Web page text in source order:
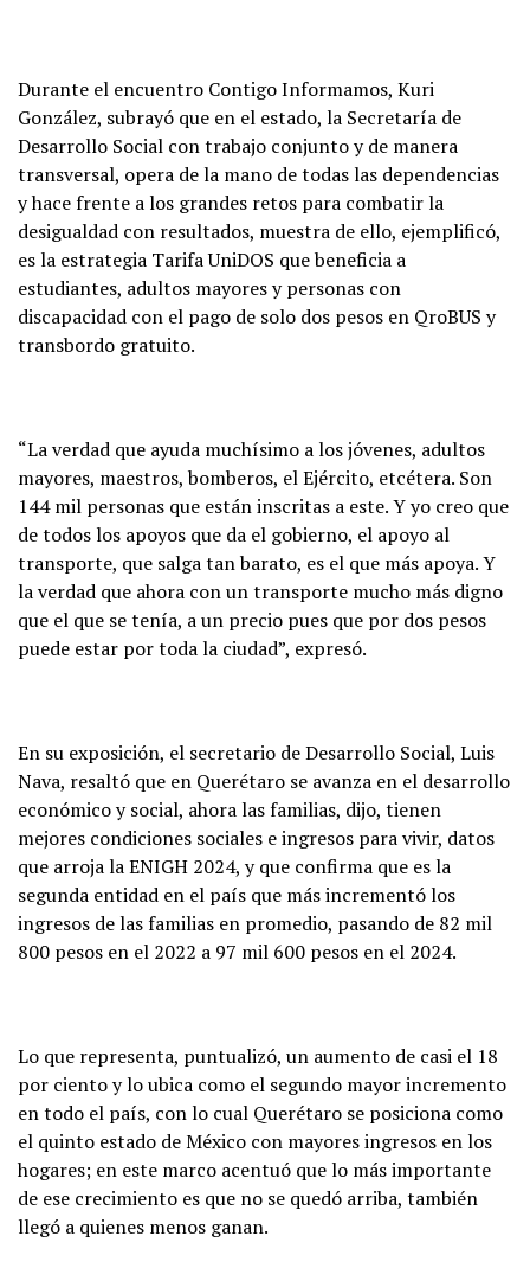
Durante el encuentro Contigo Informamos, Kuri
González, subrayó que en el estado, la Secretaría de
Desarrollo Social con trabajo conjunto y de manera
transversal, opera de la mano de todas las dependencias
y hace frente a los grandes retos para combatir la
desigualdad con resultados, muestra de ello, ejemplificó,
es la estrategia Tarifa UniDOS que beneficia a
estudiantes, adultos mayores y personas con
discapacidad con el pago de solo dos pesos en QroBUS y
transbordo gratuito.
“La verdad que ayuda muchísimo a los jóvenes, adultos
mayores, maestros, bomberos, el Ejército, etcétera. Son
144 mil personas que están inscritas a este. Y yo creo que
de todos los apoyos que da el gobierno, el apoyo al
transporte, que salga tan barato, es el que más apoya. Y
la verdad que ahora con un transporte mucho más digno
que el que se tenía, a un precio pues que por dos pesos
puede estar por toda la ciudad”, expresó.
En su exposición, el secretario de Desarrollo Social, Luis
Nava, resaltó que en Querétaro se avanza en el desarrollo
económico y social, ahora las familias, dijo, tienen
mejores condiciones sociales e ingresos para vivir, datos
que arroja la ENIGH 2024, y que confirma que es la
segunda entidad en el país que más incrementó los
ingresos de las familias en promedio, pasando de 82 mil
800 pesos en el 2022 a 97 mil 600 pesos en el 2024.
Lo que representa, puntualizó, un aumento de casi el 18
por ciento y lo ubica como el segundo mayor incremento
en todo el país, con lo cual Querétaro se posiciona como
el quinto estado de México con mayores ingresos en los
hogares; en este marco acentuó que lo más importante
de ese crecimiento es que no se quedó arriba, también
llegó a quienes menos ganan.